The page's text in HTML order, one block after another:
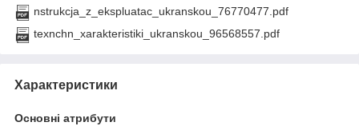
nstrukcja_z_ekspluatac_ukranskou_76770477.pdf
texnchn_xarakteristiki_ukranskou_96568557.pdf
Характеристики
Основні атрибути